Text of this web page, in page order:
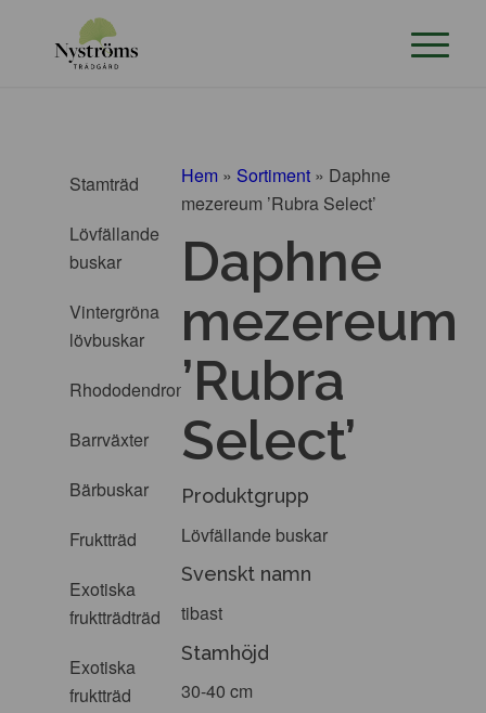
Stamträd
Lövfällande
buskar
Vintergröna
lövbuskar
Rhododendron
Barrväxter
Bärbuskar
Fruktträd
Exotiska
fruktträdträd
Exotiska
fruktträd
Hem » Sortiment » Daphne
mezereum ’Rubra Select’
Daphne
mezereum
’Rubra
Select’
Produktgrupp
Lövfällande buskar
Svenskt namn
tibast
Stamhöjd
30-40 cm